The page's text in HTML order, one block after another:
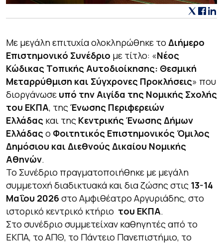
Με μεγάλη επιτυχία ολοκληρώθηκε το Διήμερο
Επιστημονικό Συνέδριο με τίτλο: «Νέος
Κώδικας Τοπικής Αυτοδιοίκησης: Θεσμική
Μεταρρύθμιση και Σύγχρονες Προκλήσεις» που
διοργάνωσε υπό την Αιγίδα της Νομικής Σχολής
του ΕΚΠΑ, τηςΈνωσης Περιφερειών
Ελλάδας και της Κεντρικής Ένωσης Δήμων
Ελλάδας ο Φοιτητικός Επιστημονικός Όμιλος
Δημόσιου και Διεθνούς Δικαίου Νομικής
Αθηνών.
Το Συνέδριο πραγματοποιήθηκε με μεγάλη
συμμετοχή διαδικτυακά και δια ζώσης στις 13-14
Μαΐου 2026 στο Αμφιθέατρο Αργυριάδης, στο
ιστορικό κεντρικό κτήριο του ΕΚΠΑ.
Στο συνέδριο συμμετείχαν καθηγητές από το
ΕΚΠΑ, το ΑΠΘ, το Πάντειο Πανεπιστήμιο, το